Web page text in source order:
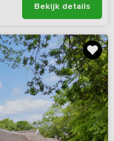
Bekijk details